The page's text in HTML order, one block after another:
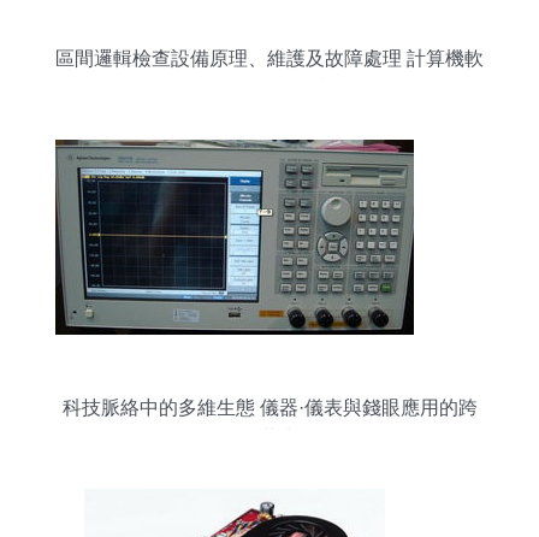
區間邏輯檢查設備原理、維護及故障處理 計算機軟
科技脈絡中的多維生態 儀器·儀表與錢眼應用的跨